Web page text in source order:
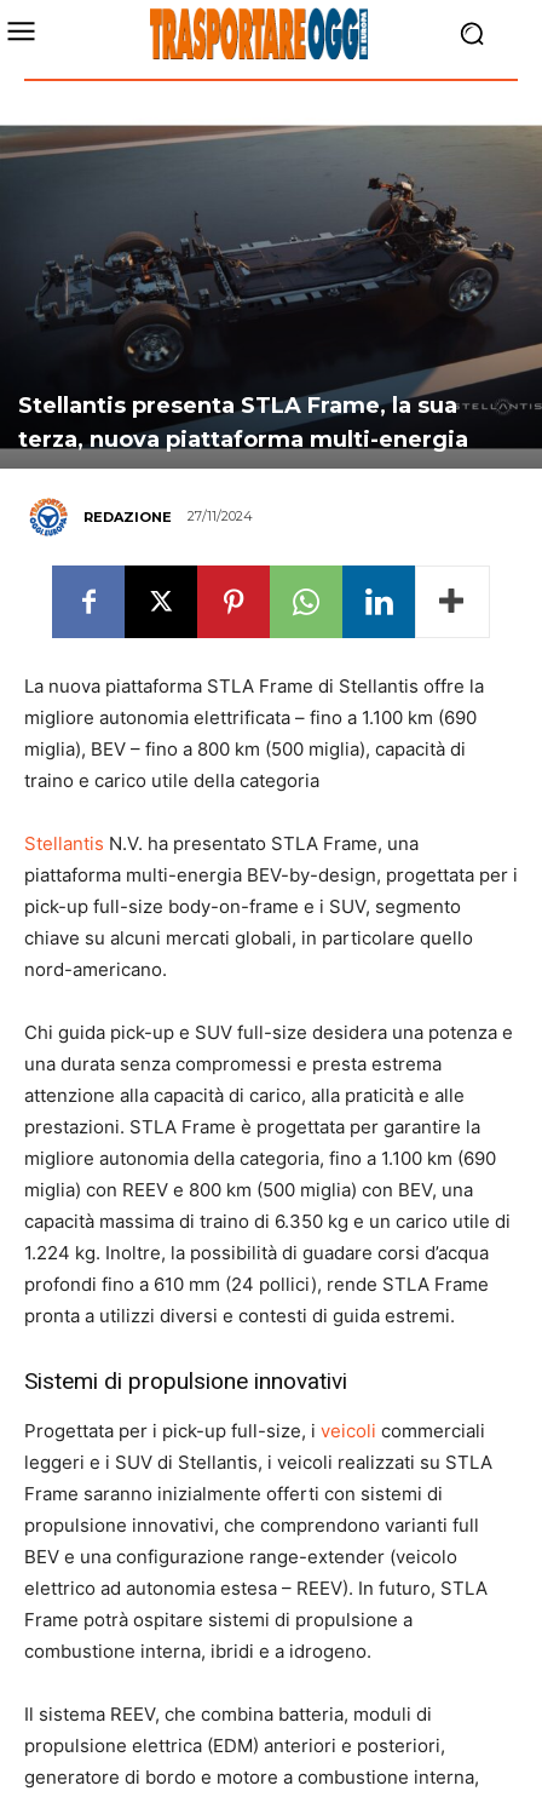
Stellantis presenta STLA Frame, la sua
terza, nuova piattaforma multi-energia
REDAZIONE 27/11/2024
La nuova piattaforma STLA Frame di Stellantis offre la
migliore autonomia elettrificata – fino a 1.100 km (690
miglia), BEV – fino a 800 km (500 miglia), capacità di
traino e carico utile della categoria
Stellantis N.V. ha presentato STLA Frame, una
piattaforma multi-energia BEV-by-design, progettata per i
pick-up full-size body-on-frame e i SUV, segmento
chiave su alcuni mercati globali, in particolare quello
nord-americano.
Chi guida pick-up e SUV full-size desidera una potenza e
una durata senza compromessi e presta estrema
attenzione alla capacità di carico, alla praticità e alle
prestazioni. STLA Frame è progettata per garantire la
migliore autonomia della categoria, fino a 1.100 km (690
miglia) con REEV e 800 km (500 miglia) con BEV, una
capacità massima di traino di 6.350 kg e un carico utile di
1.224 kg. Inoltre, la possibilità di guadare corsi d’acqua
profondi fino a 610 mm (24 pollici), rende STLA Frame
pronta a utilizzi diversi e contesti di guida estremi.
Sistemi di propulsione innovativi
Progettata per i pick-up full-size, i veicoli commerciali
leggeri e i SUV di Stellantis, i veicoli realizzati su STLA
Frame saranno inizialmente offerti con sistemi di
propulsione innovativi, che comprendono varianti full
BEV e una configurazione range-extender (veicolo
elettrico ad autonomia estesa – REEV). In futuro, STLA
Frame potrà ospitare sistemi di propulsione a
combustione interna, ibridi e a idrogeno.
Il sistema REEV, che combina batteria, moduli di
propulsione elettrica (EDM) anteriori e posteriori,
generatore di bordo e motore a combustione interna,